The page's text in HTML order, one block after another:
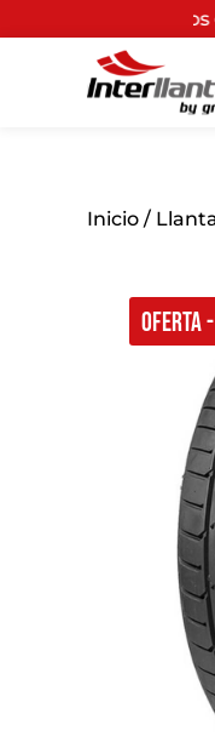
a todo el
OFERTA
Inicio /